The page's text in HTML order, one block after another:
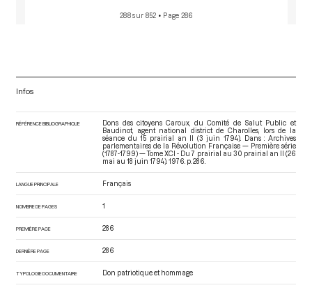
288 sur 852 • Page 286
Infos
RÉFÉRENCE BIBLIOGRAPHIQUE
Dons des citoyens Caroux, du Comité de Salut Public et
Baudinot, agent national district de Charolles, lors de la
séance du 15 prairial an II (3 juin 1794). Dans : Archives
parlementaires de la Révolution Française — Première série
(1787-1799) — Tome XCI - Du 7 prairial au 30 prairial an II (26
mai au 18 juin 1794) . 1976. p. 286.
LANGUE PRINCIPALE Français
NOMBRE DE PAGES 1
PREMIÈRE PAGE 286
DERNIÈRE PAGE 286
TYPOLOGIE DOCUMENTAIRE Don patriotique et hommage